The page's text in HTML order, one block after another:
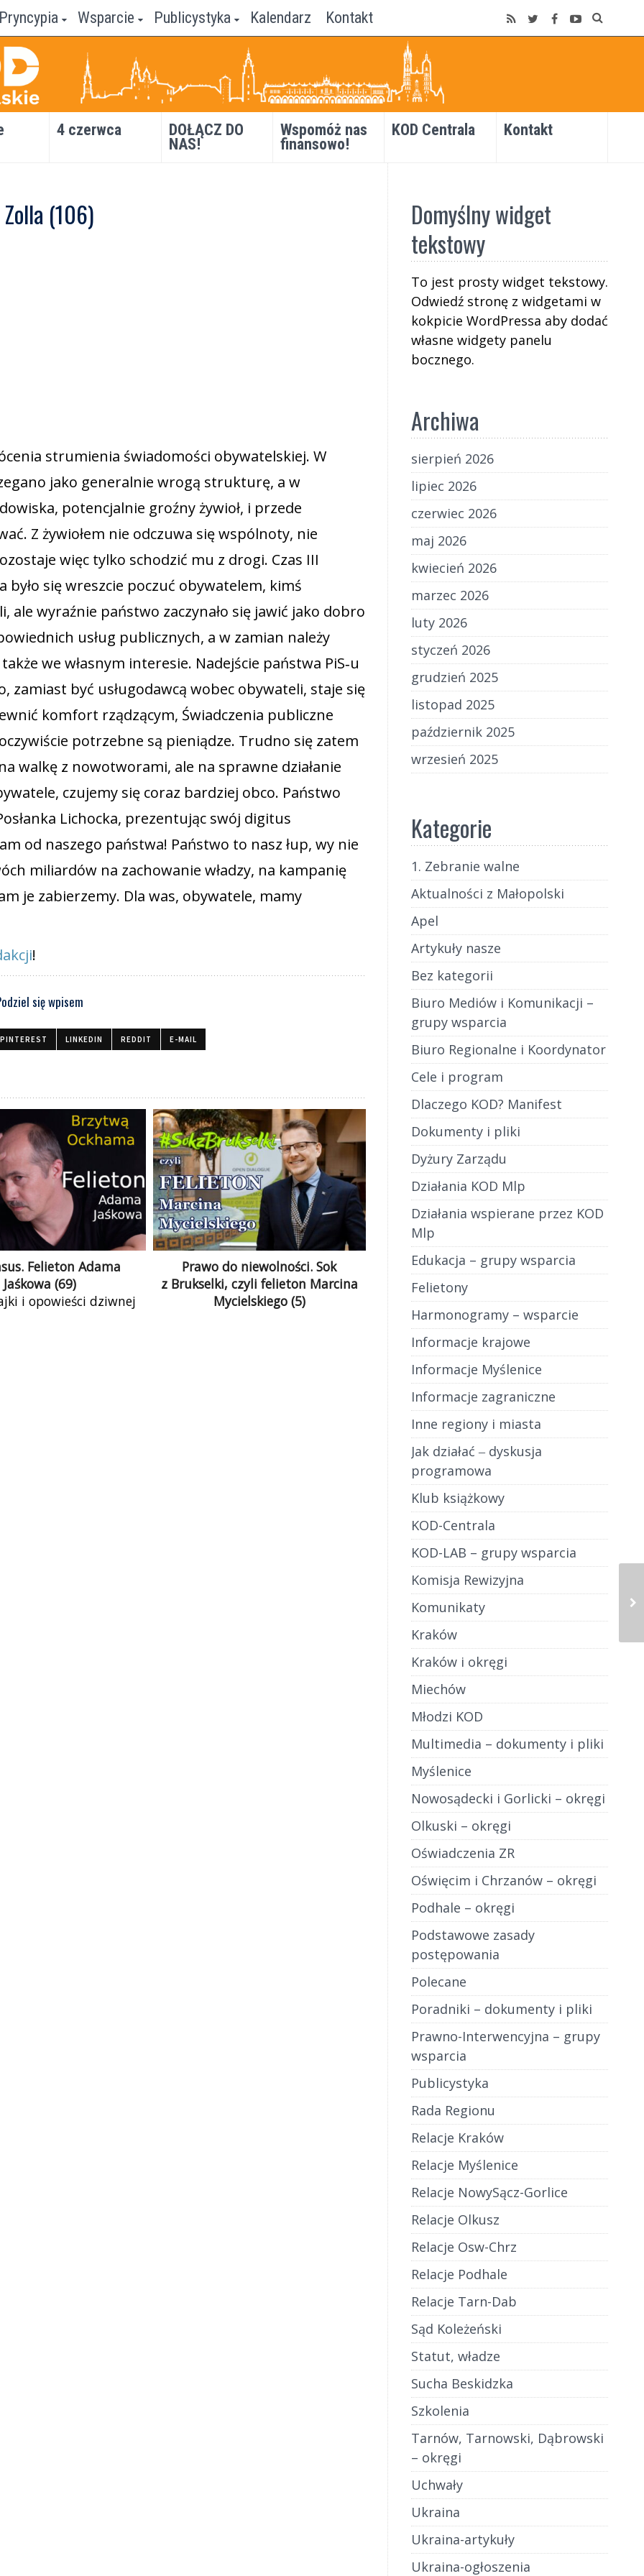
Pryncypia Wsparcie Publicystyka Kalendarz Kontakt
4 czerwca
DOŁĄCZ DO
NAS!
Wspomóż nas
finansowo!
KOD Centrala Kontakt
(106)
strumienia świadomości obywatelskiej. W
jako generalnie wrogą strukturę, a w
potencjalnie groźny żywioł, i przede
Z żywiołem nie odczuwa się wspólnoty, nie
więc tylko schodzić mu z drogi. Czas III
się wreszcie poczuć obywatelem, kimś
ale wyraźnie państwo zaczynało się jawić jako dobro
usług publicznych, a w zamian należy
we własnym interesie. Nadejście państwa PiS‑u
zamiast być usługodawcą wobec obywateli, staje się
komfort rządzącym, Świadczenia publiczne
potrzebne są pieniądze. Trudno się zatem
walkę z nowotworami, ale na sprawne działanie
czujemy się coraz bardziej obco. Państwo
Lichocka, prezentując swój digitus
od naszego państwa! Państwo to nasz łup, wy nie
miliardów na zachowanie władzy, na kampanię
je zabierzemy. Dla was, obywatele, mamy
!
się wpisem
PINTEREST LINKEDIN REDDIT E-MAIL
Felieton Adama
Jaśkowa (69)
i opowieści dziwnej
Prawo do niewolności. Sok
z Brukselki, czyli felieton Marcina
Mycielskiego (5)
Domyślny widget
tekstowy
To jest prosty widget tekstowy.
Odwiedź stronę z widgetami w
kokpicie WordPressa aby dodać
własne widgety panelu
bocznego.
Archiwa
sierpień 2026
lipiec 2026
czerwiec 2026
maj 2026
kwiecień 2026
marzec 2026
luty 2026
styczeń 2026
grudzień 2025
listopad 2025
październik 2025
wrzesień 2025
Kategorie
1. Zebranie walne
Aktualności z Małopolski
Apel
Artykuły nasze
Bez kategorii
Biuro Mediów i Komunikacji –
grupy wsparcia
Biuro Regionalne i Koordynator
Cele i program
Dlaczego KOD? Manifest
Dokumenty i pliki
Dyżury Zarządu
Działania KOD Mlp
Działania wspierane przez KOD
Mlp
Edukacja – grupy wsparcia
Felietony
Harmonogramy – wsparcie
Informacje krajowe
Informacje Myślenice
Informacje zagraniczne
Inne regiony i miasta
Jak działać ‒ dyskusja
programowa
Klub książkowy
KOD-Centrala
KOD-LAB – grupy wsparcia
Komisja Rewizyjna
Komunikaty
Kraków
Kraków i okręgi
Miechów
Młodzi KOD
Multimedia – dokumenty i pliki
Myślenice
Nowosądecki i Gorlicki – okręgi
Olkuski – okręgi
Oświadczenia ZR
Oświęcim i Chrzanów – okręgi
Podhale – okręgi
Podstawowe zasady
postępowania
Polecane
Poradniki – dokumenty i pliki
Prawno-Interwencyjna – grupy
wsparcia
Publicystyka
Rada Regionu
Relacje Kraków
Relacje Myślenice
Relacje NowySącz-Gorlice
Relacje Olkusz
Relacje Osw-Chrz
Relacje Podhale
Relacje Tarn-Dab
Sąd Koleżeński
Statut, władze
Sucha Beskidzka
Szkolenia
Tarnów, Tarnowski, Dąbrowski
– okręgi
Uchwały
Ukraina
Ukraina-artykuły
Ukraina-ogłoszenia